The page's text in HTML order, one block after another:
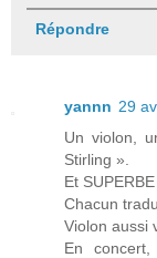
Répondre
yannn 29
Un violon,
Stirling ».
Et
Chacun
Violon aussi
En